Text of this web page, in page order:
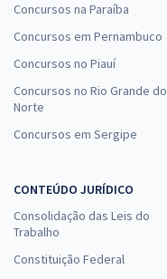
Concursos na Paraíba
Concursos em Pernambuco
Concursos no Piauí
Concursos no Rio Grande do
Norte
Concursos em Sergipe
CONTEÚDO JURÍDICO
Consolidação das Leis do
Trabalho
Constituição Federal